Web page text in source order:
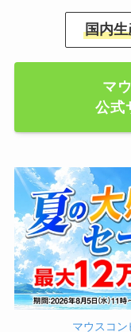
国内
マ
公式
マウスコン